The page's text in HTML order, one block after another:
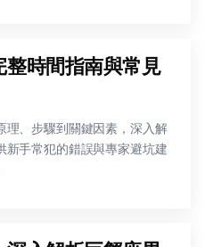
時間指南與常見
理、步驟到關鍵因素，深入解
新手常犯的錯誤與專家避坑建